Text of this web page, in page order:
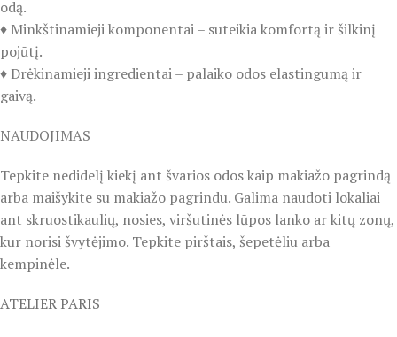
odą.
♦️ Minkštinamieji komponentai – suteikia komfortą ir šilkinį
pojūtį.
♦️ Drėkinamieji ingredientai – palaiko odos elastingumą ir
gaivą.
NAUDOJIMAS
Tepkite nedidelį kiekį ant švarios odos kaip makiažo pagrindą
arba maišykite su makiažo pagrindu. Galima naudoti lokaliai
ant skruostikaulių, nosies, viršutinės lūpos lanko ar kitų zonų,
kur norisi švytėjimo. Tepkite pirštais, šepetėliu arba
kempinėle.
ATELIER PARIS